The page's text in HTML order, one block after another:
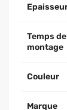
Temps de
montage
Couleur
Marque